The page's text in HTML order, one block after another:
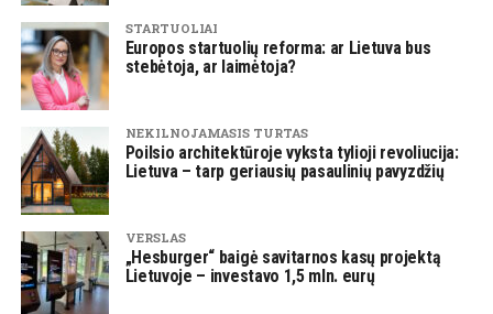
STARTUOLIAI
Europos startuolių reforma: ar Lietuva bus
stebėtoja, ar laimėtoja?
NEKILNOJAMASIS TURTAS
Poilsio architektūroje vyksta tylioji revoliucija:
Lietuva – tarp geriausių pasaulinių pavyzdžių
VERSLAS
„Hesburger“ baigė savitarnos kasų projektą
Lietuvoje – investavo 1,5 mln. eurų